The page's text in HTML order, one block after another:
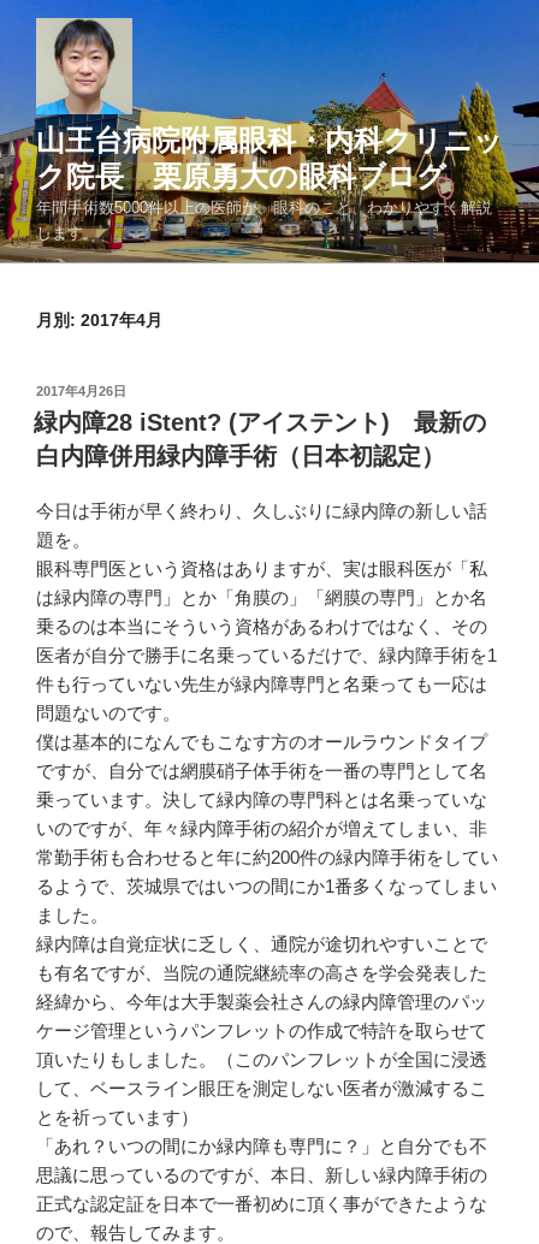
ツ
へ
ス
キ
ッ
山王台病院附属眼科・内科クリニッ
ク院長 栗原勇大の眼科ブログ
年間手術数5000件以上の医師が、眼科のこと、わかりやすく解説
します。
月別: 2017年4月
投
稿
日:
2017年4月26日
緑内障28 iStent? (アイステント) 最新の
白内障併用緑内障手術（日本初認定）
今日は手術が早く終わり、久しぶりに緑内障の新しい話
題を。
眼科専門医という資格はありますが、実は眼科医が「私
は緑内障の専門」とか「角膜の」「網膜の専門」とか名
乗るのは本当にそういう資格があるわけではなく、その
医者が自分で勝手に名乗っているだけで、緑内障手術を1
件も行っていない先生が緑内障専門と名乗っても一応は
問題ないのです。
僕は基本的になんでもこなす方のオールラウンドタイプ
ですが、自分では網膜硝子体手術を一番の専門として名
乗っています。決して緑内障の専門科とは名乗っていな
いのですが、年々緑内障手術の紹介が増えてしまい、非
常勤手術も合わせると年に約200件の緑内障手術をしてい
るようで、茨城県ではいつの間にか1番多くなってしまい
ました。
緑内障は自覚症状に乏しく、通院が途切れやすいことで
も有名ですが、当院の通院継続率の高さを学会発表した
経緯から、今年は大手製薬会社さんの緑内障管理のパッ
ケージ管理というパンフレットの作成で特許を取らせて
頂いたりもしました。（このパンフレットが全国に浸透
して、ベースライン眼圧を測定しない医者が激減するこ
とを祈っています）
「あれ？いつの間にか緑内障も専門に？」と自分でも不
思議に思っているのですが、本日、新しい緑内障手術の
正式な認定証を日本で一番初めに頂く事ができたような
ので、報告してみます。